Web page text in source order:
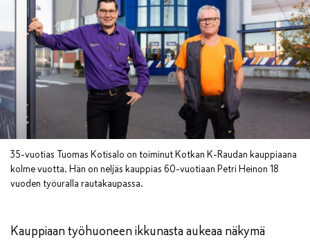
35-vuotias Tuomas Kotisalo on toiminut Kotkan K-Raudan kauppiaana
kolme vuotta. Hän on neljäs kauppias 60-vuotiaan Petri Heinon 18
vuoden työuralla rautakaupassa.
Kauppiaan työhuoneen ikkunasta aukeaa näkymä